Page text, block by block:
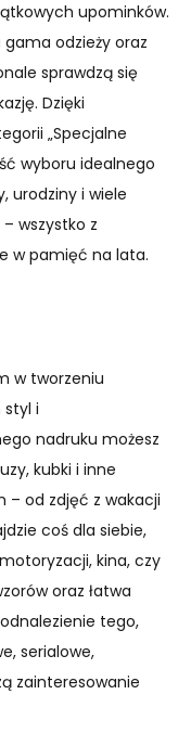
upominków.
odzieży oraz
sprawdzą się
Dzięki
„Specjalne
wyboru idealnego
urodziny i wiele
wszystko z
w pamięć na lata.
w tworzeniu
i
nadruku możesz
kubki i inne
– od zdjęć z wakacji
coś dla siebie,
kina, czy
oraz łatwa
tego,
serialowe,
zainteresowanie